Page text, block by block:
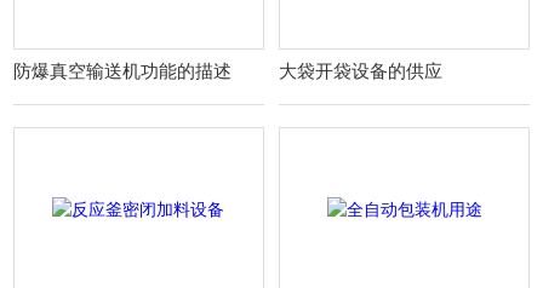
防爆真空输送机功能的描述 大袋开袋设备的供应